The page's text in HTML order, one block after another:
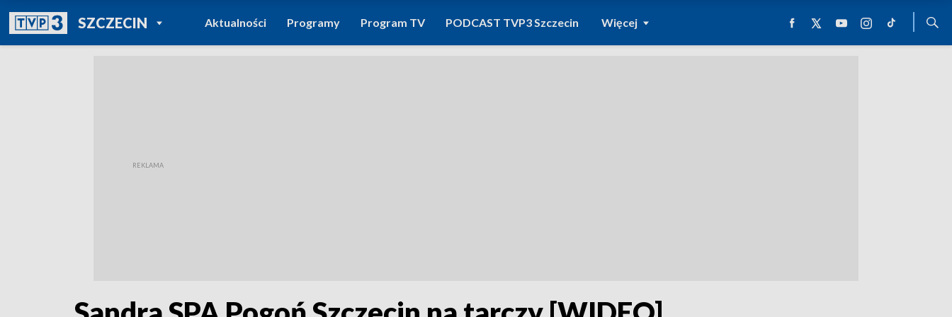
SZCZECINPOWRÓT DO
TVP REGIONY
Aktualności Programy Program TV PODCAST TVP3 Szczecin Więcej